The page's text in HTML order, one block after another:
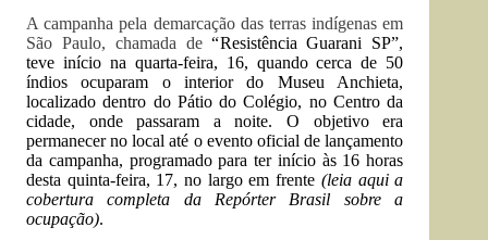
A campanha pela demarcação das terras indígenas em
São Paulo, chamada de“Resistência Guarani SP”,
teve início na quarta-feira, 16, quando cerca de 50
índios ocuparam o interior do Museu Anchieta,
localizado dentro do Pátio do Colégio, no Centro da
cidade, onde passaram a noite. O objetivo era
permanecer no local até o evento oficial de lançamento
da campanha, programado para ter início às 16 horas
desta quinta-feira, 17, no largo em frente (leia aqui a
cobertura completa da Repórter Brasil sobre a
ocupação).